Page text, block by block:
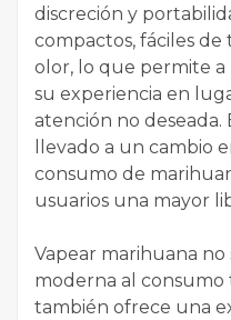
discreción y
compactos, fáciles
olor, lo que permite a
su experiencia en
atención no deseada.
llevado a un cambio
consumo de
usuarios una mayor
Vapear marihuana
moderna al consumo
también ofrece una